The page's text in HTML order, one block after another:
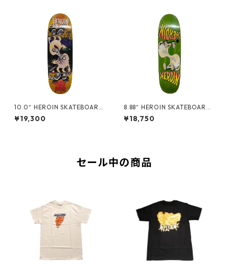
10.0“ HEROIN SKATEBOARD
S - CURB KILLER 9 MERGED
-
¥19,300
8.88“ HEROIN SKATEBOARDS
- MERGED EGG -
¥18,750
セール中の商品